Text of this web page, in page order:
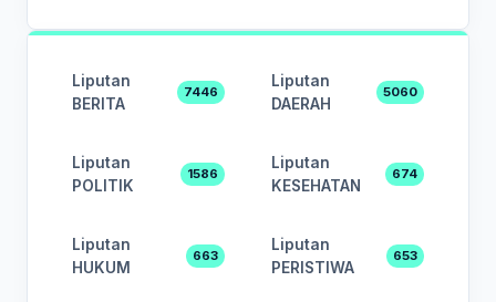
Liputan
BERITA
7446
Liputan
DAERAH
5060
Liputan
POLITIK
1586
Liputan
KESEHATAN
674
Liputan
HUKUM
663
Liputan
PERISTIWA
653